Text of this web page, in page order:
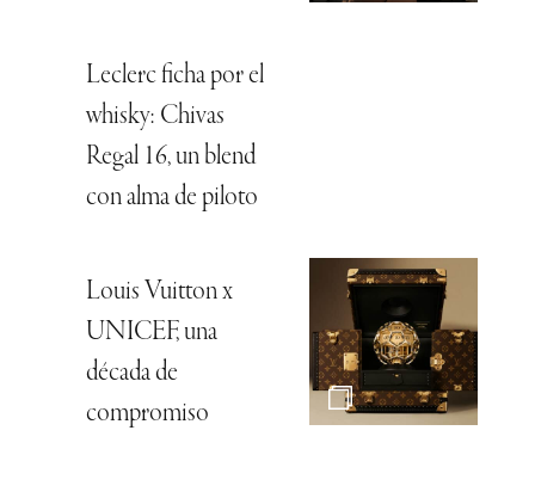
Leclerc ficha por el
whisky: Chivas
Regal 16, un blend
con alma de piloto
Louis Vuitton x
UNICEF, una
década de
compromiso